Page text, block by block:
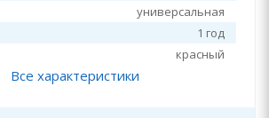
универсальная
1 год
красный
Все характеристики